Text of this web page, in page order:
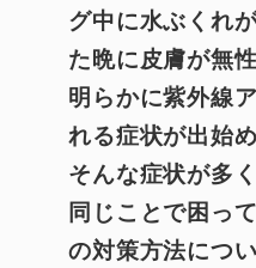
グ中に水ぶくれ
た晩に皮膚が無
明らかに紫外線
れる症状が出始
そんな症状が多
同じことで困っ
の対策方法につ